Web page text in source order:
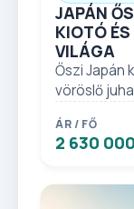
JAPÁN
KIOTÓ
VILÁGA
Őszi Japán
vöröslő
ÁR / FŐ
2 630